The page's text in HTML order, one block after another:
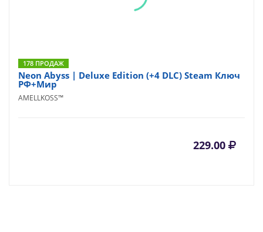
178 ПРОДАЖ
Neon Abyss | Deluxe Edition (+4 DLC) Steam Ключ
РФ+Мир
AMELLKOSS™
229.00